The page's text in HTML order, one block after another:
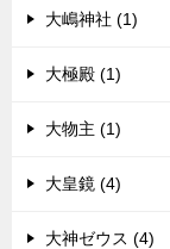
大嶋神社 (1)
大極殿 (1)
大物主 (1)
大皇鏡 (4)
大神ゼウス (4)